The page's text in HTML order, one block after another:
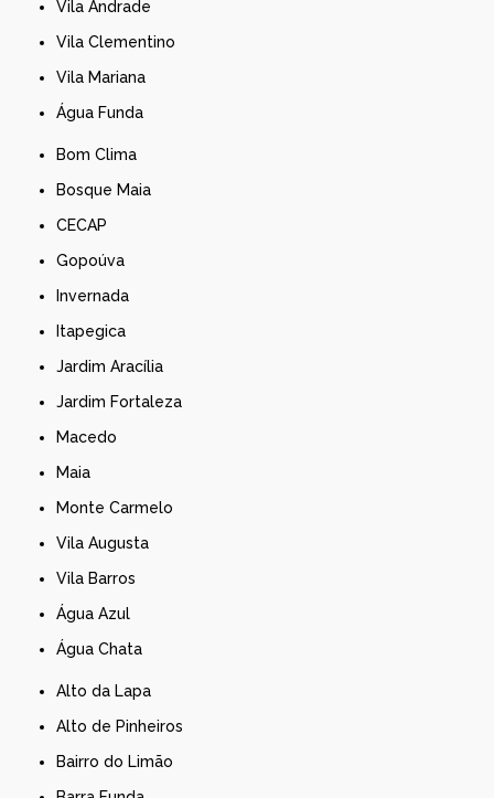
Vila Andrade
Vila Clementino
Vila Mariana
Água Funda
Bom Clima
Bosque Maia
CECAP
Gopoúva
Invernada
Itapegica
Jardim Aracília
Jardim Fortaleza
Macedo
Maia
Monte Carmelo
Vila Augusta
Vila Barros
Água Azul
Água Chata
Alto da Lapa
Alto de Pinheiros
Bairro do Limão